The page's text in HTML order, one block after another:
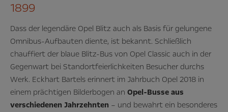
1899
Dass der legendäre Opel Blitz auch als Basis für gelungene
Omnibus-Aufbauten diente, ist bekannt. Schließlich
chauffiert der blaue Blitz-Bus von Opel Classic auch in der
Gegenwart bei Standortfeierlichkeiten Besucher durchs
Werk. Eckhart Bartels erinnert im Jahrbuch Opel 2018 in
einem prächtigen Bilderbogen an Opel-Busse aus
verschiedenen Jahrzehnten – und bewahrt ein besonderes